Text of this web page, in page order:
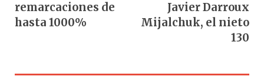
remarcaciones de
hasta 1000%
Javier Darroux
Mijalchuk, el nieto
130